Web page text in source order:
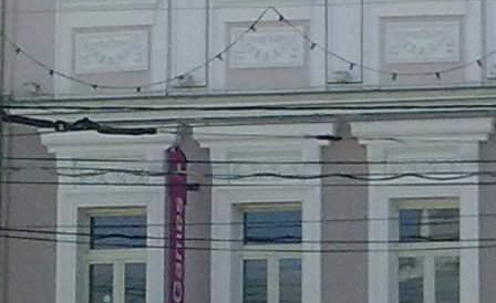
Дата размещения
20.01.2020
Город
Ярославль
Адрес
ул. Комсомольская, д.20
Расположено
Street retail
Этаж
Предлагается
Аренда
Желаемый / подходящий вид деятельности